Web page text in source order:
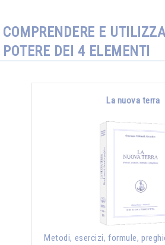
COMPRENDERE E
POTERE DEI 4 ELEMENTI
La nuova terra
Metodi, esercizi, formule,